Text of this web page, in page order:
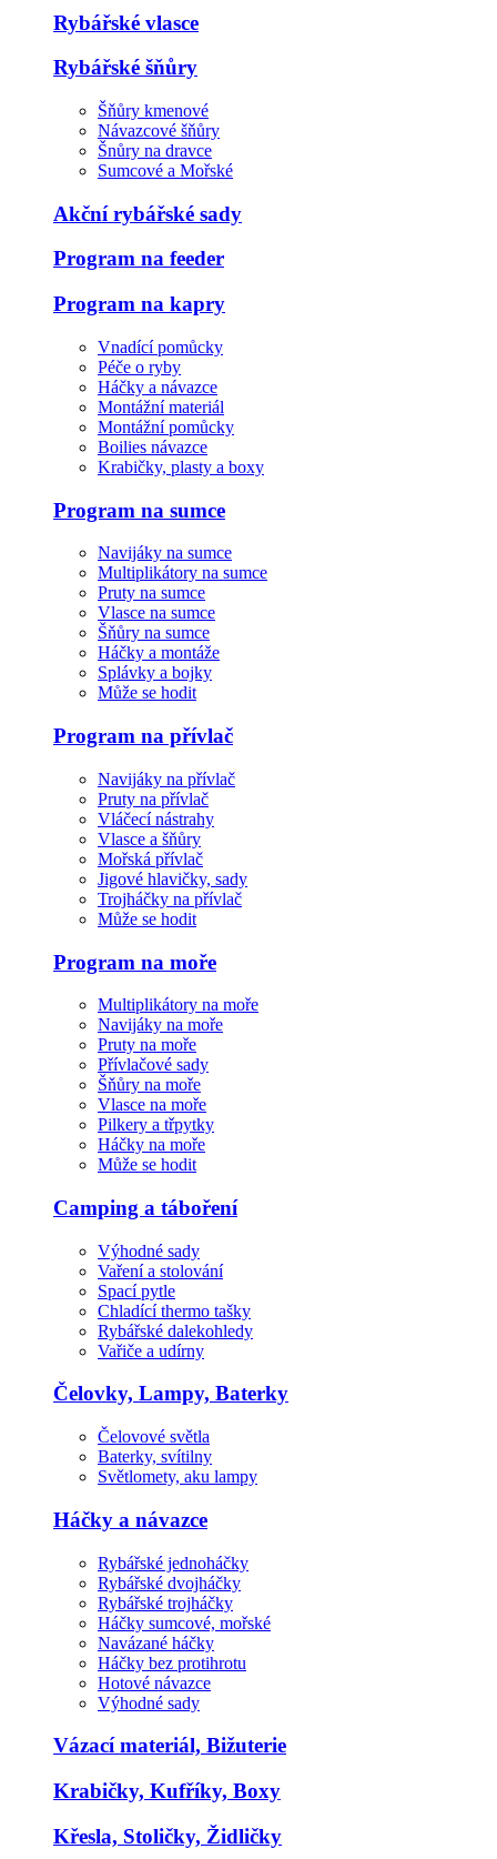
Rybářské vlasce
Rybářské šňůry
Šňůry kmenové
Návazcové šňůry
Šnůry na dravce
Sumcové a Mořské
Akční rybářské sady
Program na feeder
Program na kapry
Vnadící pomůcky
Péče o ryby
Háčky a návazce
Montážní materiál
Montážní pomůcky
Boilies návazce
Krabičky, plasty a boxy
Program na sumce
Navijáky na sumce
Multiplikátory na sumce
Pruty na sumce
Vlasce na sumce
Šňůry na sumce
Háčky a montáže
Splávky a bojky
Může se hodit
Program na přívlač
Navijáky na přívlač
Pruty na přívlač
Vláčecí nástrahy
Vlasce a šňůry
Mořská přívlač
Jigové hlavičky, sady
Trojháčky na přívlač
Může se hodit
Program na moře
Multiplikátory na moře
Navijáky na moře
Pruty na moře
Přívlačové sady
Šňůry na moře
Vlasce na moře
Pilkery a třpytky
Háčky na moře
Může se hodit
Camping a táboření
Výhodné sady
Vaření a stolování
Spací pytle
Chladící thermo tašky
Rybářské dalekohledy
Vařiče a udírny
Čelovky, Lampy, Baterky
Čelovové světla
Baterky, svítilny
Světlomety, aku lampy
Háčky a návazce
Rybářské jednoháčky
Rybářské dvojháčky
Rybářské trojháčky
Háčky sumcové, mořské
Navázané háčky
Háčky bez protihrotu
Hotové návazce
Výhodné sady
Vázací materiál, Bižuterie
Krabičky, Kufříky, Boxy
Křesla, Stoličky, Židličky